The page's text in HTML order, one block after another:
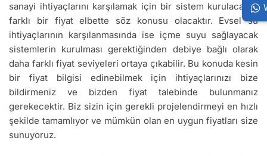
sanayi ihtiyaçlarını karşılamak için bir sistem kurulacaksa
farklı bir fiyat elbette söz konusu olacaktır. Evsel su
ihtiyaçlarının karşılanmasında ise içme suyu sağlayacak
sistemlerin kurulması gerektiğinden debiye bağlı olarak
daha farklı fiyat seviyeleri ortaya çıkabilir. Bu konuda kesin
bir fiyat bilgisi edinebilmek için ihtiyaçlarınızı bize
bildirmeniz ve bizden fiyat talebinde bulunmanız
gerekecektir. Biz sizin için gerekli projelendirmeyi en hızlı
şekilde tamamlıyor ve mümkün olan en uygun fiyatları size
sunuyoruz.